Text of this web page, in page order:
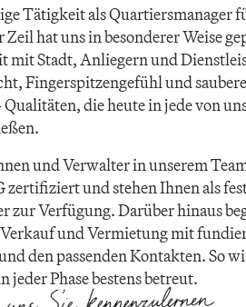
Tätigkeit als Quartiersmanager
hat uns in besonderer Weise
mit Stadt, Anliegern und
Fingerspitzengefühl und saubere
die heute in jede von
und Verwalter in unserem
zertifiziert und stehen Ihnen als
zur Verfügung. Darüber hinaus
und Vermietung mit
den passenden Kontakten. So
Phase bestens betreut.